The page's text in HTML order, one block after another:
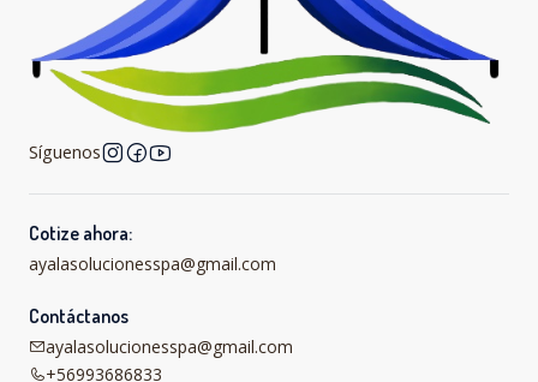
Síguenos
Cotize ahora:
ayalasolucionesspa@gmail.com
Contáctanos
ayalasolucionesspa@gmail.com
+56993686833